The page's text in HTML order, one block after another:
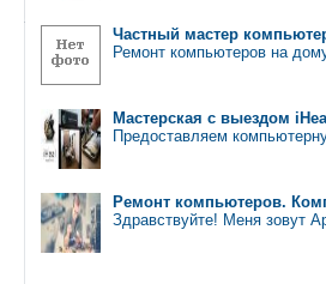
Частный мастер
Ремонт компьютеров на
Мастерская с выездом
Предоставляем
Ремонт компьютеров.
Здравствуйте! Меня зовут